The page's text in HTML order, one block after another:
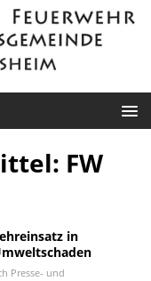
FW
in
Presse- und